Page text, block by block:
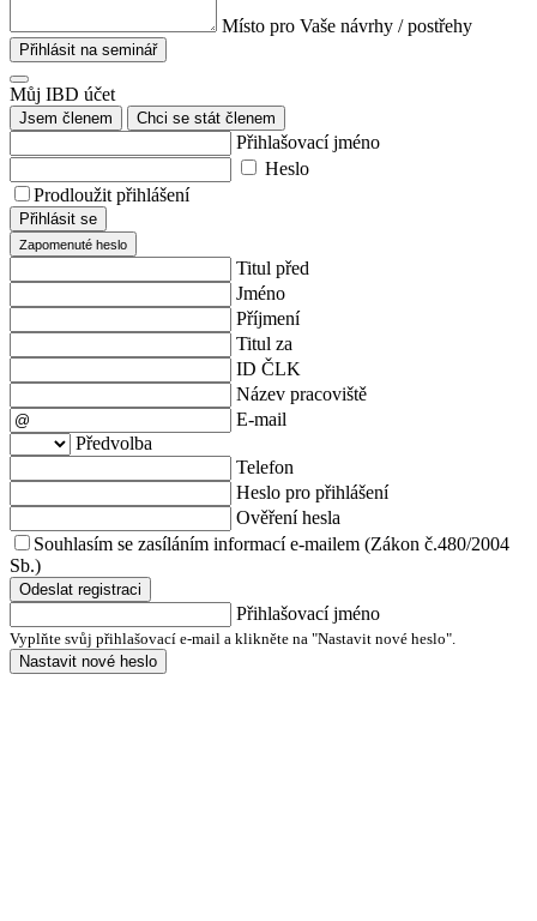
Místo pro Vaše návrhy / postřehy
Přihlásit na seminář
Můj IBD účet
Jsem členem Chci se stát členem
Přihlašovací jméno
Heslo
Prodloužit přihlášení
Přihlásit se
Zapomenuté heslo
Titul před
Jméno
Příjmení
Titul za
ID ČLK
Název pracoviště
E-mail
Předvolba
Telefon
Heslo pro přihlášení
Ověření hesla
Souhlasím se zasíláním informací e-mailem (Zákon č.480/2004
Sb.)
Odeslat registraci
Přihlašovací jméno
Vyplňte svůj přihlašovací e-mail a klikněte na "Nastavit nové heslo".
Nastavit nové heslo